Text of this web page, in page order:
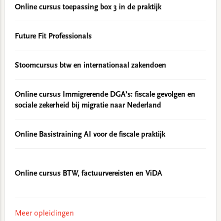
Online cursus toepassing box 3 in de praktijk
Future Fit Professionals
Stoomcursus btw en internationaal zakendoen
Online cursus Immigrerende DGA’s: fiscale gevolgen en
sociale zekerheid bij migratie naar Nederland
Online Basistraining AI voor de fiscale praktijk
Online cursus BTW, factuurvereisten en ViDA
Meer opleidingen